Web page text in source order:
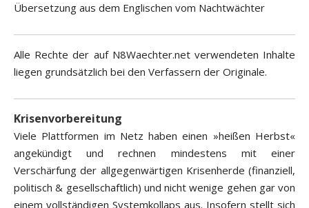
Übersetzung aus dem Englischen vom Nachtwächter
Alle Rechte der auf N8Waechter.net verwendeten Inhalte
liegen grundsätzlich bei den Verfassern der Originale.
Krisenvorbereitung
Viele Plattformen im Netz haben einen »heißen Herbst«
angekündigt und rechnen mindestens mit einer
Verschärfung der allgegenwärtigen Krisenherde (finanziell,
politisch & gesellschaftlich) und nicht wenige gehen gar von
einem vollständigen Systemkollaps aus. Insofern stellt sich